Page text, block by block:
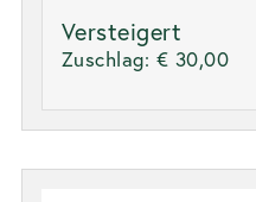
Versteigert
Zuschlag: € 30,00